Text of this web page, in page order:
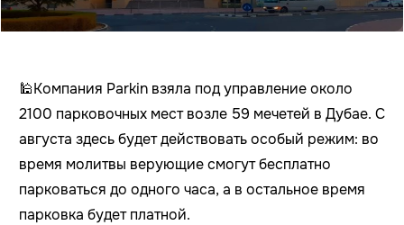
🕌Компания Parkin взяла под управление около
2100 парковочных мест возле 59 мечетей в Дубае. С
августа здесь будет действовать особый режим: во
время молитвы верующие смогут бесплатно
парковаться до одного часа, а в остальное время
парковка будет платной.